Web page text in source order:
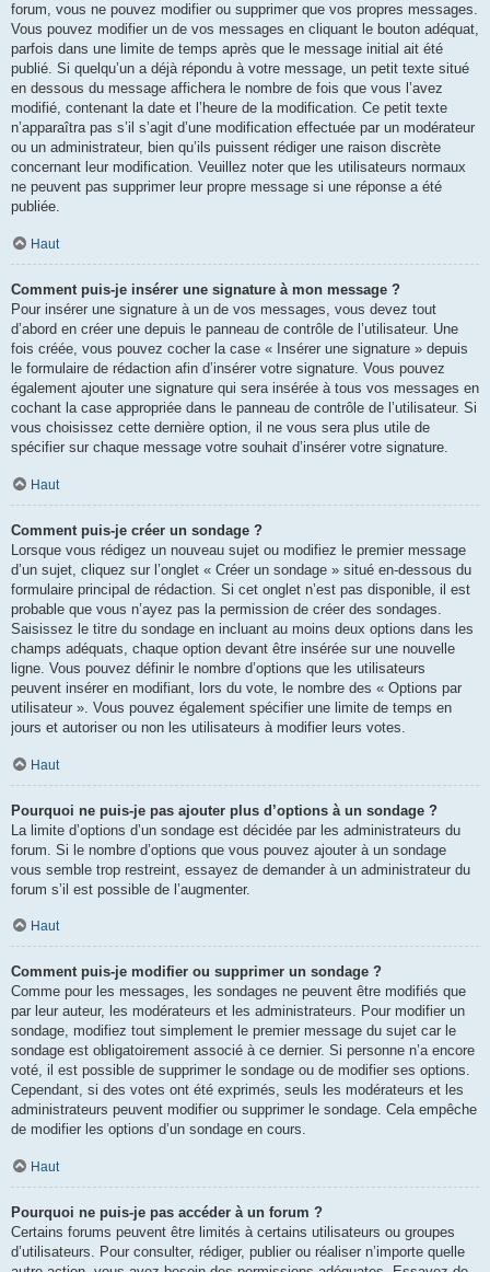
forum, vous ne pouvez modifier ou supprimer que vos propres messages.
Vous pouvez modifier un de vos messages en cliquant le bouton adéquat,
parfois dans une limite de temps après que le message initial ait été
publié. Si quelqu’un a déjà répondu à votre message, un petit texte situé
en dessous du message affichera le nombre de fois que vous l’avez
modifié, contenant la date et l’heure de la modification. Ce petit texte
n’apparaîtra pas s’il s’agit d’une modification effectuée par un modérateur
ou un administrateur, bien qu’ils puissent rédiger une raison discrète
concernant leur modification. Veuillez noter que les utilisateurs normaux
ne peuvent pas supprimer leur propre message si une réponse a été
publiée.
Haut
Comment puis-je insérer une signature à mon message ?
Pour insérer une signature à un de vos messages, vous devez tout
d’abord en créer une depuis le panneau de contrôle de l’utilisateur. Une
fois créée, vous pouvez cocher la case « Insérer une signature » depuis
le formulaire de rédaction afin d’insérer votre signature. Vous pouvez
également ajouter une signature qui sera insérée à tous vos messages en
cochant la case appropriée dans le panneau de contrôle de l’utilisateur. Si
vous choisissez cette dernière option, il ne vous sera plus utile de
spécifier sur chaque message votre souhait d’insérer votre signature.
Haut
Comment puis-je créer un sondage ?
Lorsque vous rédigez un nouveau sujet ou modifiez le premier message
d’un sujet, cliquez sur l’onglet « Créer un sondage » situé en-dessous du
formulaire principal de rédaction. Si cet onglet n’est pas disponible, il est
probable que vous n’ayez pas la permission de créer des sondages.
Saisissez le titre du sondage en incluant au moins deux options dans les
champs adéquats, chaque option devant être insérée sur une nouvelle
ligne. Vous pouvez définir le nombre d’options que les utilisateurs
peuvent insérer en modifiant, lors du vote, le nombre des « Options par
utilisateur ». Vous pouvez également spécifier une limite de temps en
jours et autoriser ou non les utilisateurs à modifier leurs votes.
Haut
Pourquoi ne puis-je pas ajouter plus d’options à un sondage ?
La limite d’options d’un sondage est décidée par les administrateurs du
forum. Si le nombre d’options que vous pouvez ajouter à un sondage
vous semble trop restreint, essayez de demander à un administrateur du
forum s’il est possible de l’augmenter.
Haut
Comment puis-je modifier ou supprimer un sondage ?
Comme pour les messages, les sondages ne peuvent être modifiés que
par leur auteur, les modérateurs et les administrateurs. Pour modifier un
sondage, modifiez tout simplement le premier message du sujet car le
sondage est obligatoirement associé à ce dernier. Si personne n’a encore
voté, il est possible de supprimer le sondage ou de modifier ses options.
Cependant, si des votes ont été exprimés, seuls les modérateurs et les
administrateurs peuvent modifier ou supprimer le sondage. Cela empêche
de modifier les options d’un sondage en cours.
Haut
Pourquoi ne puis-je pas accéder à un forum ?
Certains forums peuvent être limités à certains utilisateurs ou groupes
d’utilisateurs. Pour consulter, rédiger, publier ou réaliser n’importe quelle